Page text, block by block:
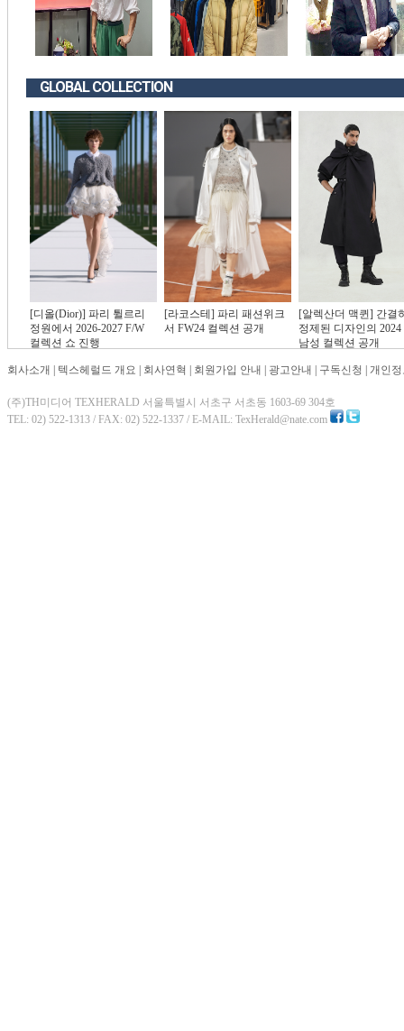
GLOBAL COLLECTION
[디올(Dior)] 파리 튈르리
정원에서 2026-2027 F/W
컬렉션 쇼 진행
[라코스테] 파리 패션위크
서 FW24 컬렉션 공개
[알렉산더 맥퀸] 간결
정제된 디자인의 2024
남성 컬렉션 공개
회사소개 텍스헤럴드 개요 회사연혁 회원가입 안내 광고안내 구독신청 개인
(주)TH미디어 TEXHERALD 서울특별시 서초구 서초동 1603-69 304호
TEL: 02) 522-1313 / FAX: 02) 522-1337 / E-MAIL: TexHerald@nate.com